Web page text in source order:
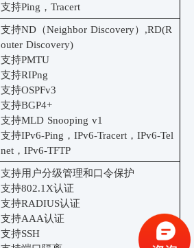
支持Ping，Tracert
支持ND（Neighbor Discovery）,RD(R
outer Discovery)
支持PMTU
支持RIPng
支持OSPFv3
支持BGP4+
支持MLD Snooping v1
支持IPv6-Ping，IPv6-Tracert，IPv6-Tel
net，IPv6-TFTP
支持用户分级管理和口令保护
支持802.1X认证
支持RADIUS认证
支持AAA认证
支持SSH